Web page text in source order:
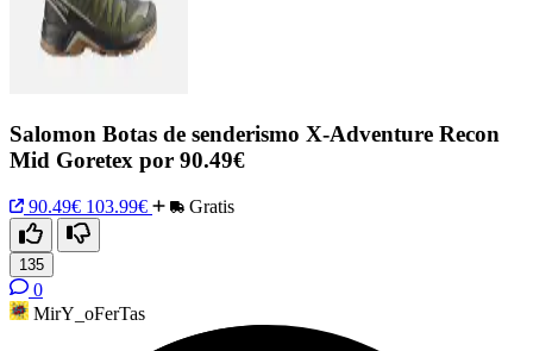
Salomon Botas de senderismo X-Adventure Recon
Mid Goretex por 90.49€
90.49€ 103.99€ Gratis
135
0
MirY_oFerTas